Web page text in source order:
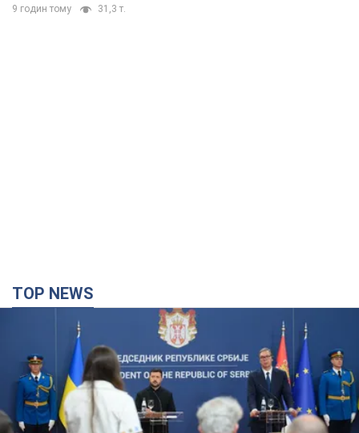
"Мы благодарны, но этого недостаточно":
Зеленский призвал ужесточить санкции против
Президент поблагодарил европейских партнеров за
финансовую поддержку
5 годин тому 65,9 т.